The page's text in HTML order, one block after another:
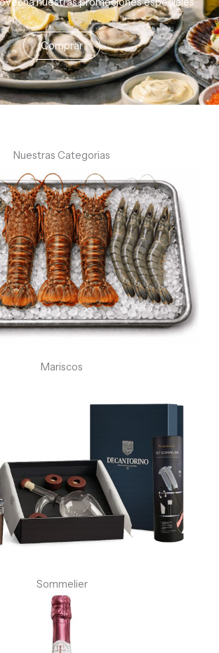
Comprar
Nuestras Categorias
Mariscos
Sommelier